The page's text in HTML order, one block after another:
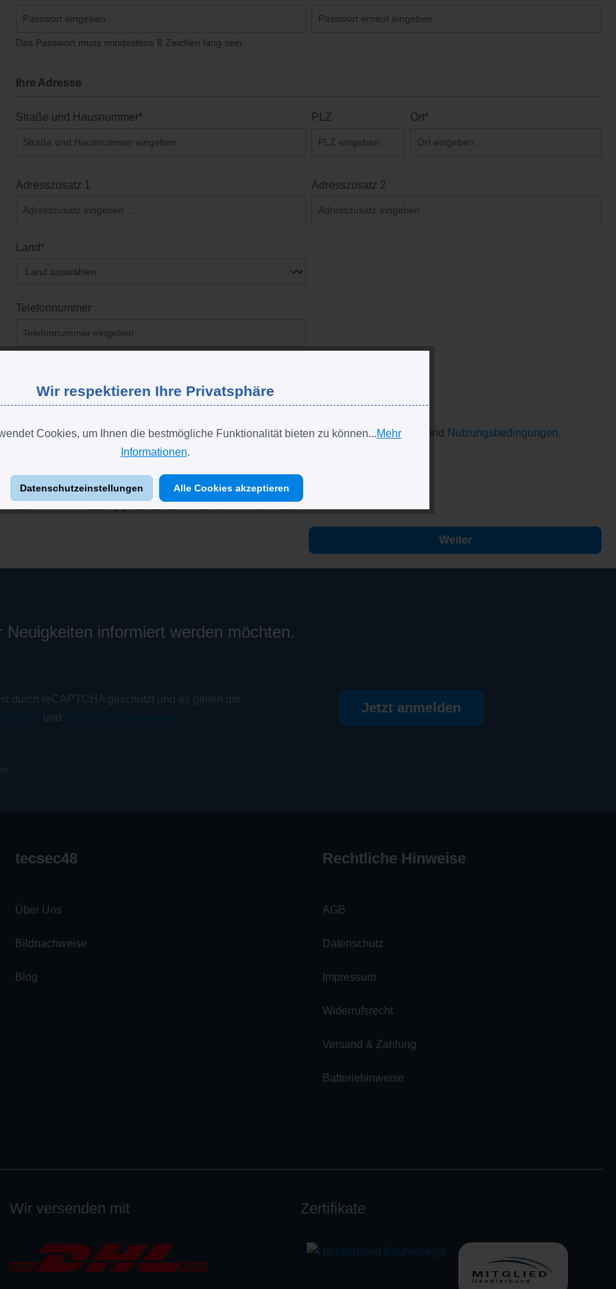
Das Passwort muss mindestens 8 Zeichen lang sein.
Ihre Adresse
Straße und Hausnummer* PLZ Ort*
Adresszusatz 1 Adresszusatz 2
Land*
Telefonnummer
Diese Seite ist durch reCAPTCHA geschützt und es gelten dieDatenschutzrichtlinie und Nutzungsbedingungen.
Ich habe dieDatenschutzbestimmungenzur Kenntnis genommen. *
Weiter
informiert werden möchten.
Jetzt anmelden
durch reCAPTCHA geschützt und es gelten die
und Nutzungsbedingungen .
tecsec48
Über Uns
Bildnachweise
Blog
Rechtliche Hinweise
AGB
Datenschutz
Impressum
Widerrufsrecht
Versand & Zahlung
Batteriehinweise
Wir versenden mit Zertifikate
Wir respektieren Ihre Privatsphäre
Cookies, um Ihnen die bestmögliche Funktionalität bieten zu können...Mehr
Informationen.
Datenschutzeinstellungen Alle Cookies akzeptieren